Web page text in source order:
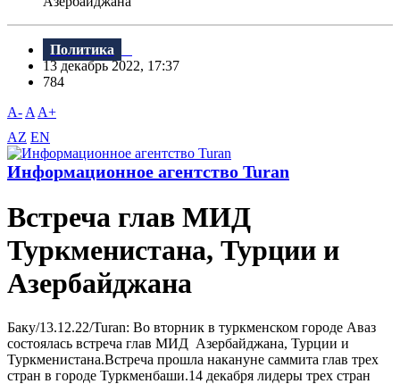
Политика
13 декабрь 2022, 17:37
784
A- A A+
AZ EN
Информационное агентство Turan
Встреча глав МИД
Туркменистана, Турции и
Азербайджана
Баку/13.12.22/Turan: Во вторник в туркменском городе Аваз
состоялась встреча глав МИД Азербайджана, Турции и
Туркменистана.Встреча прошла накануне саммита глав трех
стран в городе Туркменбаши.14 декабря лидеры трех стран